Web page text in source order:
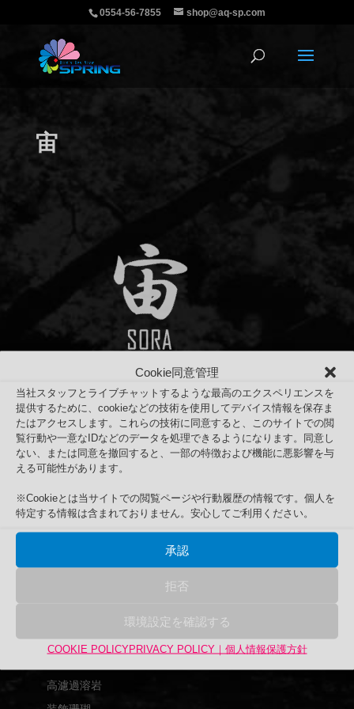
Cookie同意管理
当社スタッフとライブチャットするような最高のエクスペリエンスを
提供するために、cookieなどの技術を使用してデバイス情報を保存ま
たはアクセスします。これらの技術に同意すると、このサイトでの閲
覧行動や一意なIDなどのデータを処理できるようになります。同意し
ない、または同意を撤回すると、一部の特徴および機能に悪影響を与
える可能性があります。
※Cookieとは当サイトでの閲覧ページや行動履歴の情報です。個人を
特定する情報は含まれておりません。安心してご利用ください。
承認
拒否
環境設定を確認する
COOKIE POLICYPRIVACY POLICY｜個人情報保護方針
0554-56-7855 shop@aq-sp.com
宙
宙
Search
索
対
象:
商品カテゴリー
UPCYCLE
アクリル水槽
高濾過溶岩